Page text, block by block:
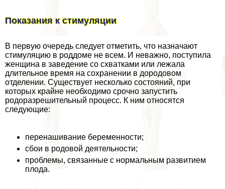
Показания к стимуляции
В первую очередь следует отметить, что назначают
стимуляцию в роддоме не всем. И неважно, поступила
женщина в заведение со схватками или лежала
длительное время на сохранении в дородовом
отделении. Существует несколько состояний, при
которых крайне необходимо срочно запустить
родоразрешительный процесс. К ним относятся
следующие:
перенашивание беременности;
сбои в родовой деятельности;
проблемы, связанные с нормальным развитием
плода.